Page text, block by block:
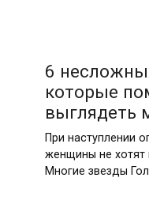
6
которые
выглядеть
При наступлении
женщины не хотят
Многие звезды